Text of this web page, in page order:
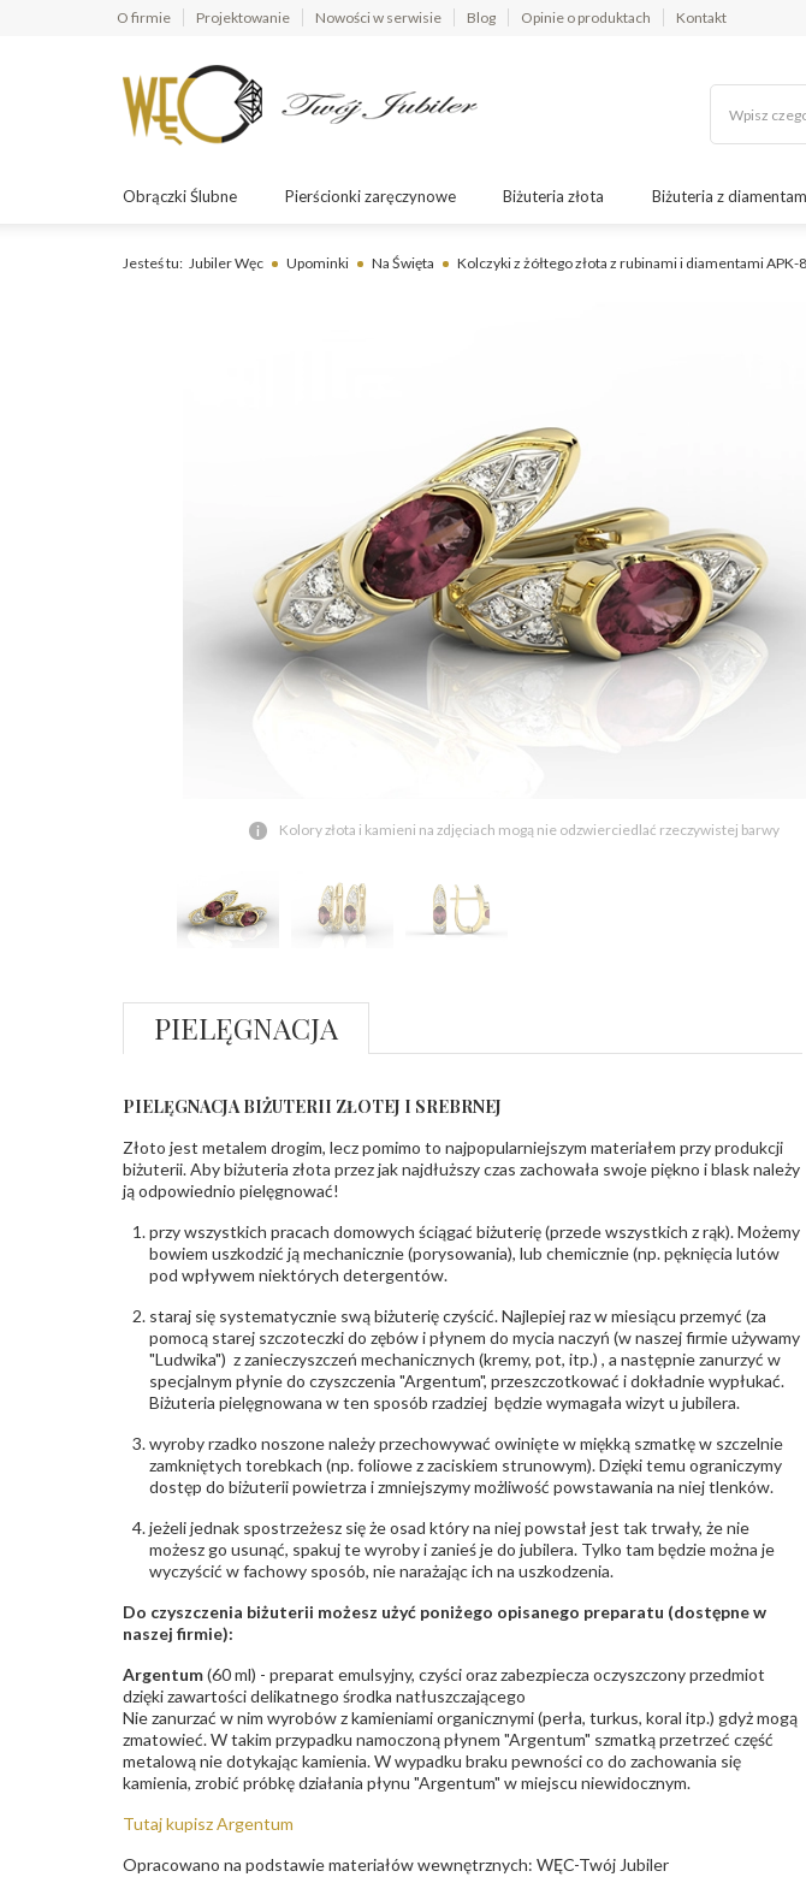
O firmie Projektowanie Nowości w serwisie Blog Opinie o produktach Kontakt
Obrączki Ślubne Pierścionki zaręczynowe Biżuteria złota Biżuteria z
Jesteś tu: Jubiler Węc Upominki Na Święta Kolczyki z żółtego złota z rubinami i diamentami APK-
Kolory złota i kamieni na zdjęciach mogą nie odzwierciedlać rzeczywistej barwy
PIELĘGNACJA
PIELĘGNACJA BIŻUTERII ZŁOTEJ I SREBRNEJ
Złoto jest metalem drogim, lecz pomimo to najpopularniejszym materiałem przy produkcji
biżuterii. Aby biżuteria złota przez jak najdłuższy czas zachowała swoje piękno i blask należy
ją odpowiednio pielęgnować!
przy wszystkich pracach domowych ściągać biżuterię (przede wszystkich z rąk). Możemy
bowiem uszkodzić ją mechanicznie (porysowania), lub chemicznie (np. pęknięcia lutów
pod wpływem niektórych detergentów.
staraj się systematycznie swą biżuterię czyścić. Najlepiej raz w miesiącu przemyć (za
pomocą starej szczoteczki do zębów i płynem do mycia naczyń (w naszej firmie używamy
"Ludwika") z zanieczyszczeń mechanicznych (kremy, pot, itp.) , a następnie zanurzyć w
specjalnym płynie do czyszczenia "Argentum", przeszczotkować i dokładnie wypłukać.
Biżuteria pielęgnowana w ten sposób rzadziej będzie wymagała wizyt u jubilera.
wyroby rzadko noszone należy przechowywać owinięte w miękką szmatkę w szczelnie
zamkniętych torebkach (np. foliowe z zaciskiem strunowym). Dzięki temu ograniczymy
dostęp do biżuterii powietrza i zmniejszymy możliwość powstawania na niej tlenków.
jeżeli jednak spostrzeżesz się że osad który na niej powstał jest tak trwały, że nie
możesz go usunąć, spakuj te wyroby i zanieś je do jubilera. Tylko tam będzie można je
wyczyścić w fachowy sposób, nie narażając ich na uszkodzenia.
Do czyszczenia biżuterii możesz użyć poniżego opisanego preparatu (dostępne w
naszej firmie):
Argentum(60 ml) - preparat emulsyjny, czyści oraz zabezpiecza oczyszczony przedmiot
dzięki zawartości delikatnego środka natłuszczającego
Nie zanurzać w nim wyrobów z kamieniami organicznymi (perła, turkus, koral itp.) gdyż mogą
zmatowieć. W takim przypadku namoczoną płynem "Argentum" szmatką przetrzeć część
metalową nie dotykając kamienia. W wypadku braku pewności co do zachowania się
kamienia, zrobić próbkę działania płynu "Argentum" w miejscu niewidocznym.
Tutaj kupisz Argentum
Opracowano na podstawie materiałów wewnętrznych: WĘC-Twój Jubiler